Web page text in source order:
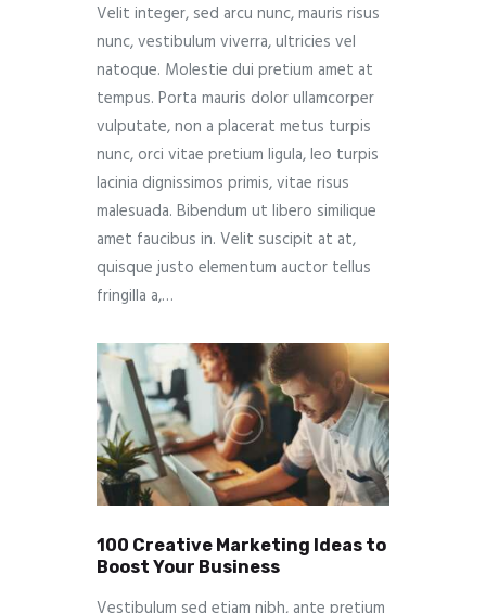
Velit integer, sed arcu nunc, mauris risus
nunc, vestibulum viverra, ultricies vel
natoque. Molestie dui pretium amet at
tempus. Porta mauris dolor ullamcorper
vulputate, non a placerat metus turpis
nunc, orci vitae pretium ligula, leo turpis
lacinia dignissimos primis, vitae risus
malesuada. Bibendum ut libero similique
amet faucibus in. Velit suscipit at at,
quisque justo elementum auctor tellus
fringilla a,…
100 Creative Marketing Ideas to
Boost Your Business